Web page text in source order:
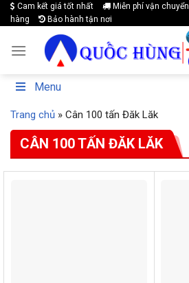
Skip
to
content
Cam kết giá tốt nhất Miễn phí vận chuyển
hàng
Bảo hành tận nơi
Menu
Trang chủ » Cân 100 tấn Đăk Lăk
CÂN 100 TẤN ĐĂK LĂK